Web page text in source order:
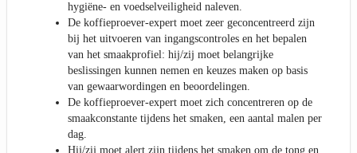
hygiëne- en voedselveiligheid naleven.
De koffieproever-expert moet zeer geconcentreerd zijn
bij het uitvoeren van ingangscontroles en het bepalen
van het smaakprofiel: hij/zij moet belangrijke
beslissingen kunnen nemen en keuzes maken op basis
van gewaarwordingen en beoordelingen.
De koffieproever-expert moet zich concentreren op de
smaakconstante tijdens het smaken, een aantal malen per
dag.
Hij/zij moet alert zijn tijdens het smaken om de tong en